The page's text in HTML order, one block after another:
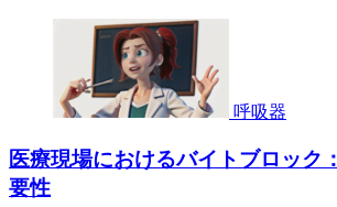
呼吸器
医療現場におけるバイトブロック
要性